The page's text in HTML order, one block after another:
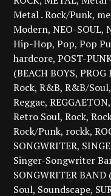
Metal . Rock/Punk
Modern NEO-SOUL
Hip-Hop Pop Pop
hardcore POST-
(BEACH BOYS PROG
Rock R&B R&B/Soul
Reggae REGGAETON
Retro Soul Rock
Rock/Punk rockk
SONGWRITER
Singer-Songwriter
SONGWRITER
Soul Soundscape